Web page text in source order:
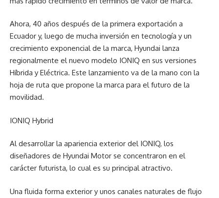
Ahora, 40 años después de la primera exportación a
Ecuador y, luego de mucha inversión en tecnología y un
crecimiento exponencial de la marca, Hyundai lanza
regionalmente el nuevo modelo IONIQ en sus versiones
Híbrida y Eléctrica. Este lanzamiento va de la mano con la
hoja de ruta que propone la marca para el futuro de la
movilidad.
IONIQ Hybrid
Al desarrollar la apariencia exterior del IONIQ, los
diseñadores de Hyundai Motor se concentraron en el
carácter futurista, lo cual es su principal atractivo.
Una fluida forma exterior y unos canales naturales de flujo